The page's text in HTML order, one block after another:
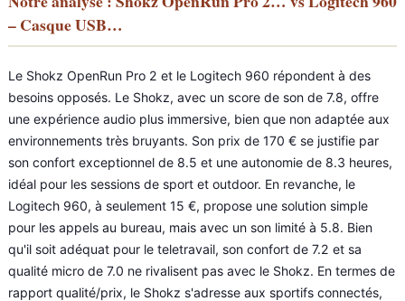
– Casque USB…
Le Shokz OpenRun Pro 2 et le Logitech 960 répondent à des
besoins opposés. Le Shokz, avec un score de son de 7.8, offre
une expérience audio plus immersive, bien que non adaptée aux
environnements très bruyants. Son prix de 170 € se justifie par
son confort exceptionnel de 8.5 et une autonomie de 8.3 heures,
idéal pour les sessions de sport et outdoor. En revanche, le
Logitech 960, à seulement 15 €, propose une solution simple
pour les appels au bureau, mais avec un son limité à 5.8. Bien
qu'il soit adéquat pour le teletravail, son confort de 7.2 et sa
qualité micro de 7.0 ne rivalisent pas avec le Shokz. En termes de
rapport qualité/prix, le Shokz s'adresse aux sportifs connectés,